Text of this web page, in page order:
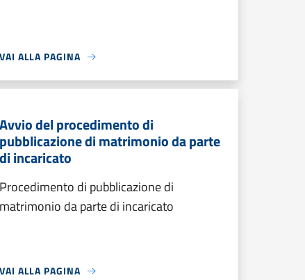
VAI ALLA PAGINA
Avvio del procedimento di
pubblicazione di matrimonio da parte
di incaricato
Procedimento di pubblicazione di
matrimonio da parte di incaricato
VAI ALLA PAGINA